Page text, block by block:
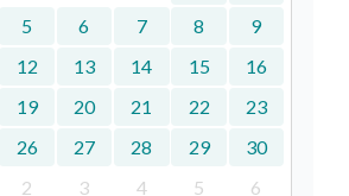
5 6 7 8
9
12 13 14 15
16
19 20 21 22
23
26 27 28 29
30
2 3 4 5 6